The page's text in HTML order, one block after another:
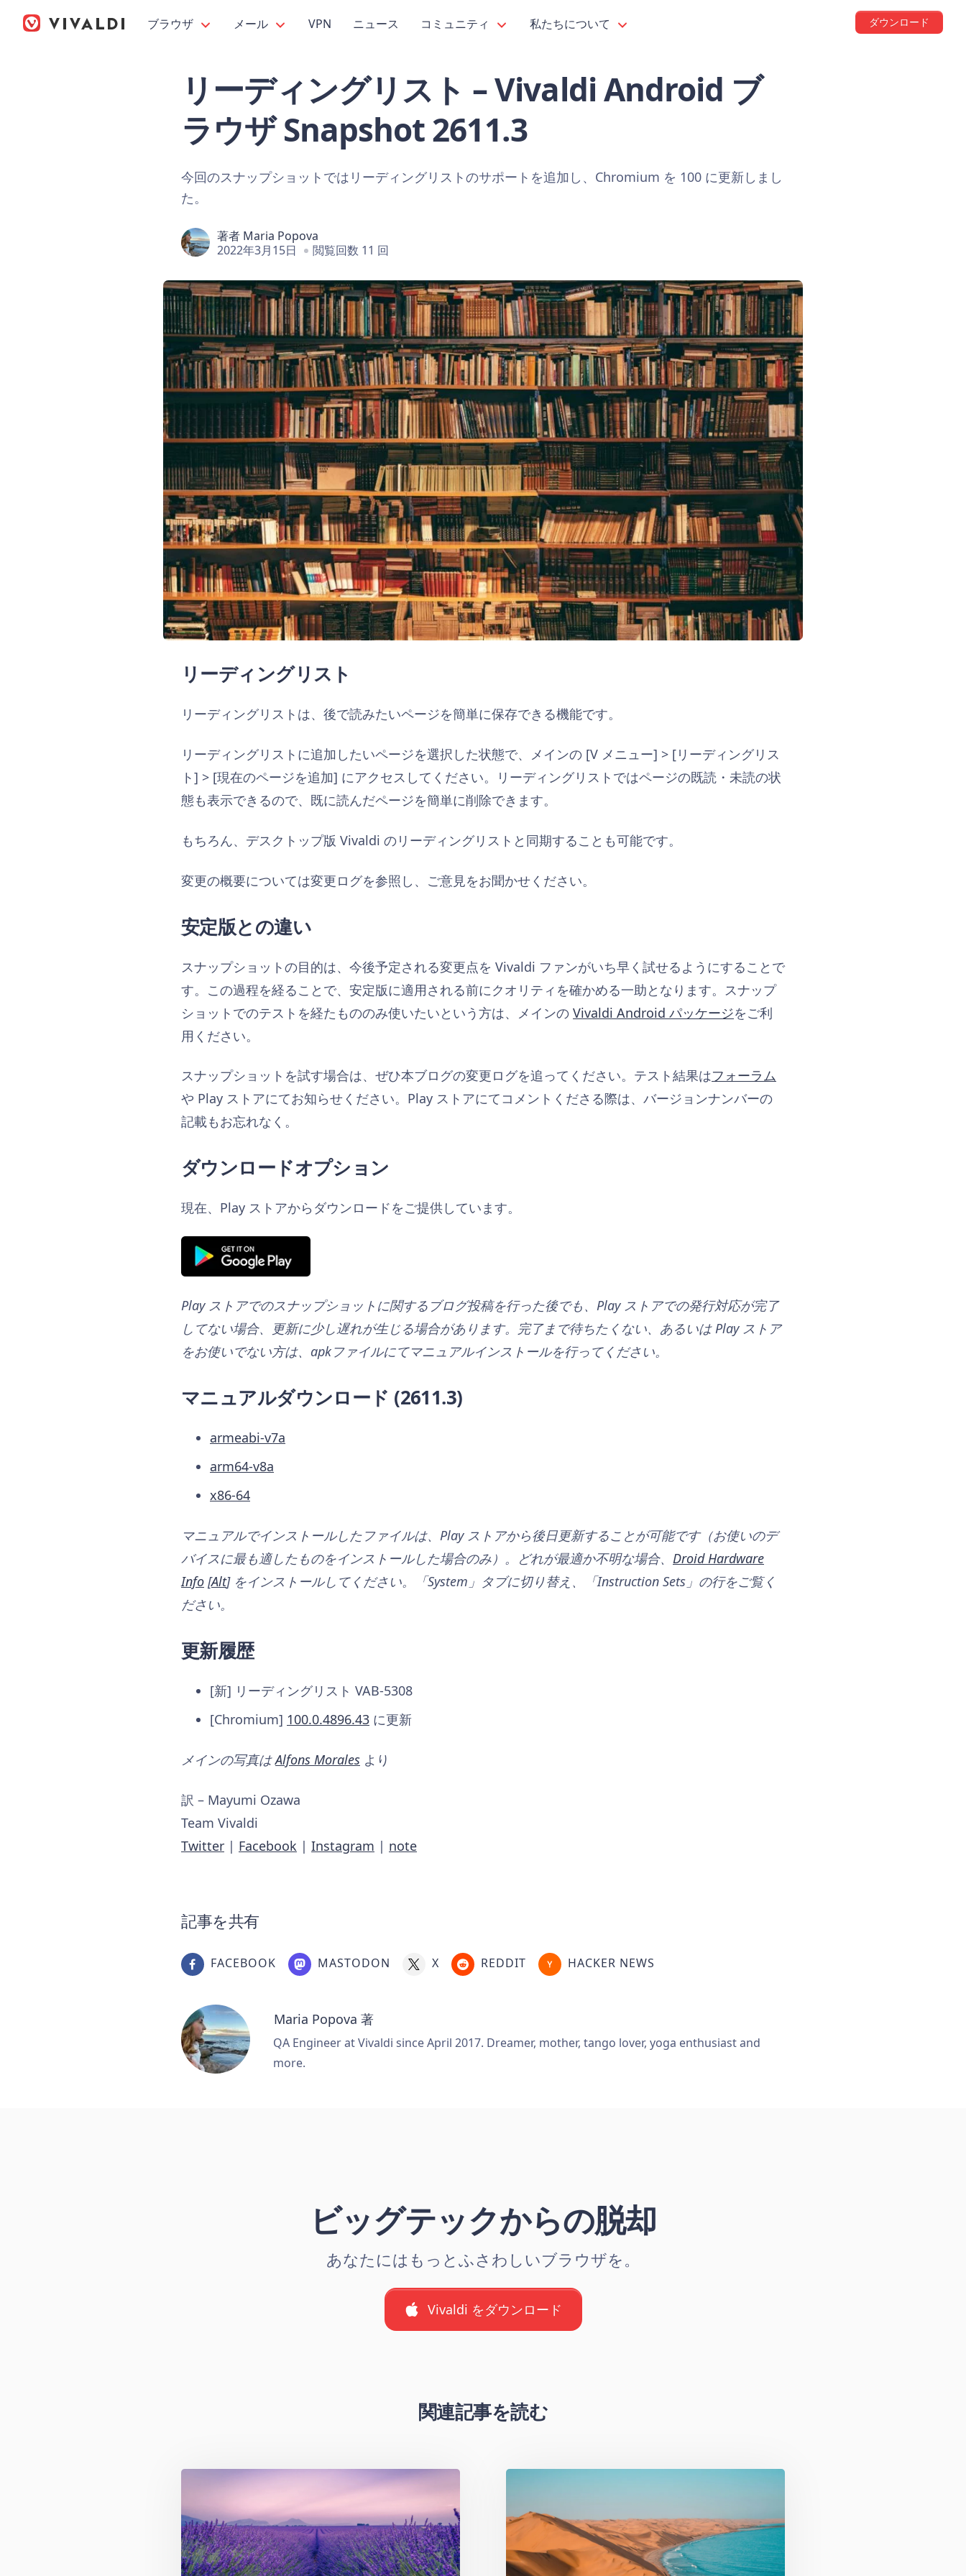
ブラウザ メール VPN ニュース コミュニティ 私たちについて ダウンロード
リーディングリスト – Vivaldi Android ブ
ラウザ Snapshot 2611.3
今回のスナップショットではリーディングリストのサポートを追加し、Chromium を 100 に更新しまし
た。
著者 Maria Popova
2022年3月15日
閲覧回数 11 回
リーディングリスト
リーディングリストは、後で読みたいページを簡単に保存できる機能です。
リーディングリストに追加したいページを選択した状態で、メインの [V メニュー] > [リーディングリス
ト] > [現在のページを追加] にアクセスしてください。リーディングリストではページの既読・未読の状
態も表示できるので、既に読んだページを簡単に削除できます。
もちろん、デスクトップ版 Vivaldi のリーディングリストと同期することも可能です。
変更の概要については変更ログを参照し、ご意見をお聞かせください。
安定版との違い
スナップショットの目的は、今後予定される変更点を Vivaldi ファンがいち早く試せるようにすることで
す。この過程を経ることで、安定版に適用される前にクオリティを確かめる一助となります。スナップ
ショットでのテストを経たもののみ使いたいという方は、メインの Vivaldi Android パッケージをご利
用ください。
スナップショットを試す場合は、ぜひ本ブログの変更ログを追ってください。テスト結果はフォーラム
や Play ストアにてお知らせください。Play ストアにてコメントくださる際は、バージョンナンバーの
記載もお忘れなく。
ダウンロードオプション
現在、Play ストアからダウンロードをご提供しています。
Play ストアでのスナップショットに関するブログ投稿を行った後でも、Play ストアでの発行対応が完了
してない場合、更新に少し遅れが生じる場合があります。完了まで待ちたくない、あるいは Play ストア
をお使いでない方は、apkファイルにてマニュアルインストールを行ってください。
マニュアルダウンロード (2611.3)
armeabi-v7a
arm64-v8a
x86-64
マニュアルでインストールしたファイルは、Play ストアから後日更新することが可能です（お使いのデ
バイスに最も適したものをインストールした場合のみ）。どれが最適か不明な場合、 Droid Hardware
Info [Alt] をインストールしてください。「System」タブに切り替え、「Instruction Sets」の行をご覧く
ださい。
更新履歴
[新] リーディングリスト VAB-5308
[Chromium] 100.0.4896.43 に更新
メインの写真はAlfons Morales より
訳 – Mayumi Ozawa
Team Vivaldi
Twitter | Facebook | Instagram | note
記事を共有
FACEBOOK MASTODON X REDDIT HACKER NEWS
Maria Popova 著
QA Engineer at Vivaldi since April 2017. Dreamer, mother, tango lover, yoga enthusiast and
more.
ビッグテックからの脱却
あなたにはもっとふさわしいブラウザを。
Vivaldi をダウンロード
関連記事を読む